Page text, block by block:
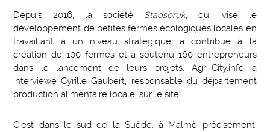
Depuis 2016, la société Stadsbruk, qui vise le
développement de petites fermes écologiques locales en
travaillant à un niveau stratégique, a contribué à la
création de 100 fermes et a soutenu 160 entrepreneurs
dans le lancement de leurs projets. Agri-City.info a
interviewé Cyrille Gaubert, responsable du département
production alimentaire locale, sur le site.
C’est dans le sud de la Suède, à Malmö précisément,